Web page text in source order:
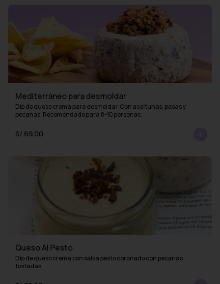
Mediterráneo para desmoldar
Dip de queso crema para desmoldar. Con aceitunas, pasas y
pecanas. Recomendado para 8-10 personas.
S/ 69.00
Queso Al Pesto
Dip de queso crema con salsa pesto coronado con pecanas
tostadas